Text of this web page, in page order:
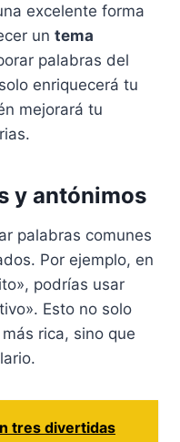
excelente forma
un tema
palabras del
enriquecerá tu
mejorará tu
y antónimos
palabras comunes
Por ejemplo, en
podrías usar
Esto no solo
rica, sino que
tres divertidas